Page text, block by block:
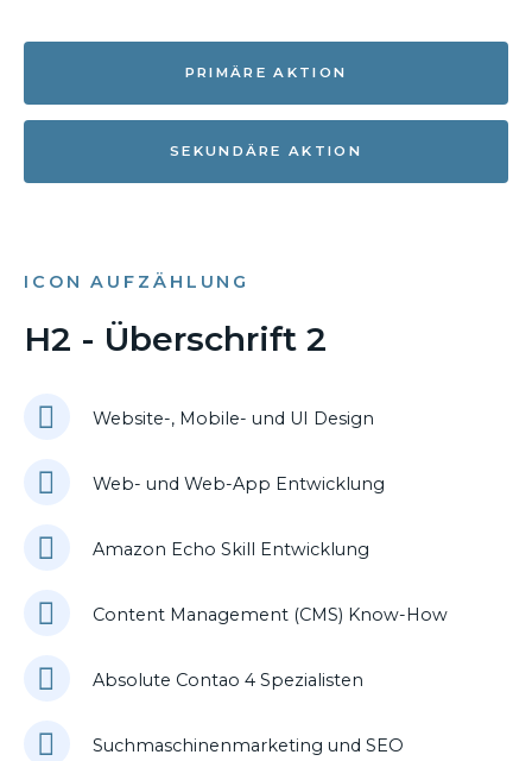
PRIMÄRE AKTION
SEKUNDÄRE AKTION
ICON AUFZÄHLUNG
H2 - Überschrift 2
Website-, Mobile- und UI Design
Web- und Web-App Entwicklung
Amazon Echo Skill Entwicklung
Content Management (CMS) Know-How
Absolute Contao 4 Spezialisten
Suchmaschinenmarketing und SEO